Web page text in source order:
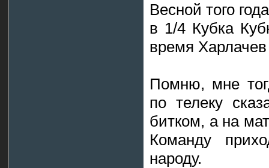
Весной того
в 1/4 Кубка
время
Помню, мне
по телеку
битком, а на
Команду
народу.